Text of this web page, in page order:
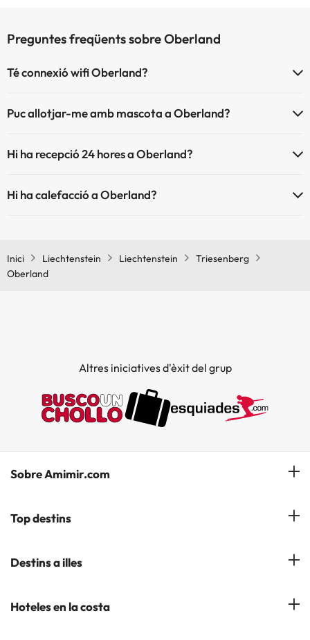
Preguntes freqüents sobre Oberland
Té connexió wifi Oberland?
Puc allotjar-me amb mascota a Oberland?
directe a l'hotel). Consulta les condicions.
Hi ha recepció 24 hores a Oberland?
Hi ha calefacció a Oberland?
Inici Liechtenstein Liechtenstein
Triesenberg
Oberland
Altres iniciatives d'èxit del grup
Sobre Amimir.com
¿Qui som?
Opinions
Top destins
Hotels a Salou
Hotels a Andorra la Vella
Destins a illes
Hotels a les Illes Balears
Hoteles en la costa